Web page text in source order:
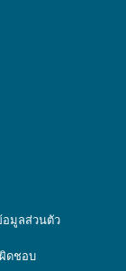
มูลส่วนตัว
ดชอบ